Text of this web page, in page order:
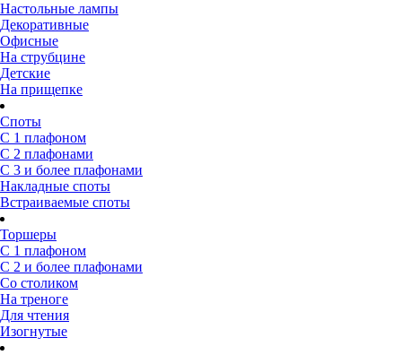
Настольные лампы
Декоративные
Офисные
На струбцине
Детские
На прищепке
Споты
С 1 плафоном
С 2 плафонами
С 3 и более плафонами
Накладные споты
Встраиваемые споты
Торшеры
С 1 плафоном
С 2 и более плафонами
Со столиком
На треноге
Для чтения
Изогнутые